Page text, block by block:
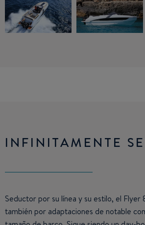
INFINITAMENTE
Seductor por su línea y su estilo, el Flyer
también por adaptaciones de notable